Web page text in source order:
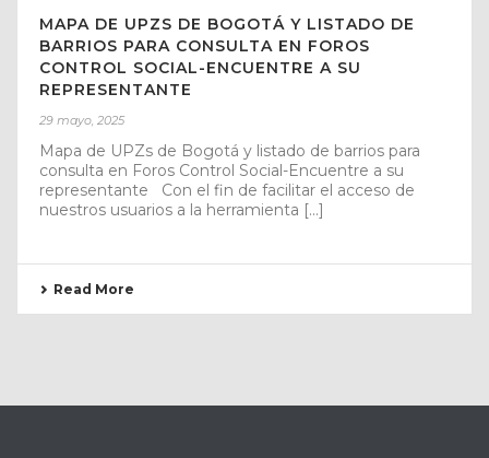
MAPA DE UPZS DE BOGOTÁ Y LISTADO DE
BARRIOS PARA CONSULTA EN FOROS
CONTROL SOCIAL-ENCUENTRE A SU
REPRESENTANTE
29 mayo, 2025
Mapa de UPZs de Bogotá y listado de barrios para
consulta en Foros Control Social-Encuentre a su
representante Con el fin de facilitar el acceso de
nuestros usuarios a la herramienta [...]
Read More